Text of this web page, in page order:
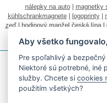
nálepky na auto| magnetky
kühlschrankmagnete| logoprinty|
zeď| hodinový manžel česká lípa|
Aby všetko
Pre spoľahlivý a
Niektoré sú potrebné, iné
služby. Chcete sicookies
použitím všetkých?